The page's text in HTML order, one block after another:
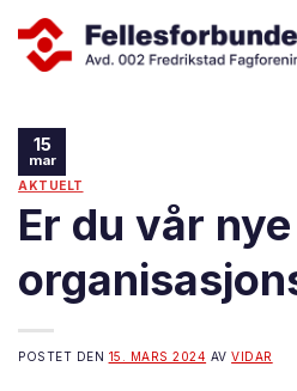
content
15
mar
AKTUELT
Er du vår nye
POSTET DEN 15. MARS 2024 AVVIDAR